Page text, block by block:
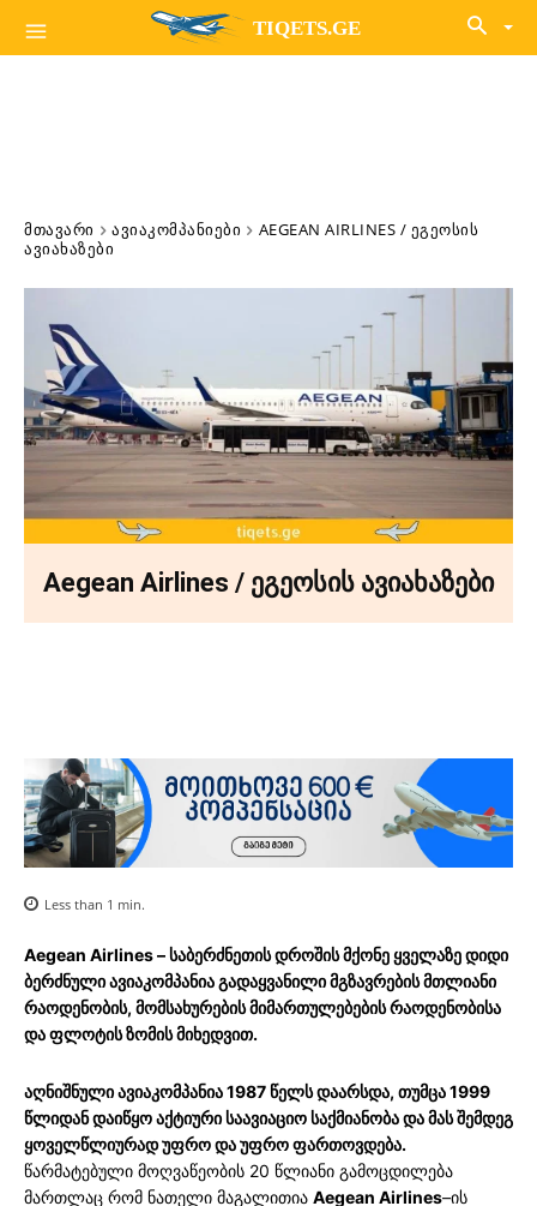
TIQETS.GE
ᲛᲗᲐᲕᲐᲠᲘ ᲐᲕᲘᲐᲙᲝᲛᲞᲐᲜᲘᲔᲑᲘ
AEGEAN AIRLINES / ᲔᲒᲔᲝᲡᲘᲡ
ᲐᲕᲘᲐᲮᲐᲖᲔᲑᲘ
Aegean Airlines / ეგეოსის ავიახაზები
Less than 1 min.
Aegean Airlines– საბერძნეთის დროშის მქონე ყველაზე დიდი
ბერძნული ავიაკომპანია გადაყვანილი მგზავრების მთლიანი
რაოდენობის, მომსახურების მიმართულებების რაოდენობისა
და ფლოტის ზომის მიხედვით.
აღნიშნული ავიაკომპანია 1987 წელს დაარსდა, თუმცა 1999
წლიდან დაიწყო აქტიური საავიაციო საქმიანობა და მას შემდეგ
ყოველწლიურად უფრო და უფრო ფართოვდება.
წარმატებული მოღვაწეობის 20 წლიანი გამოცდილება
მართლაც რომ ნათელი მაგალითია Aegean Airlines–ის